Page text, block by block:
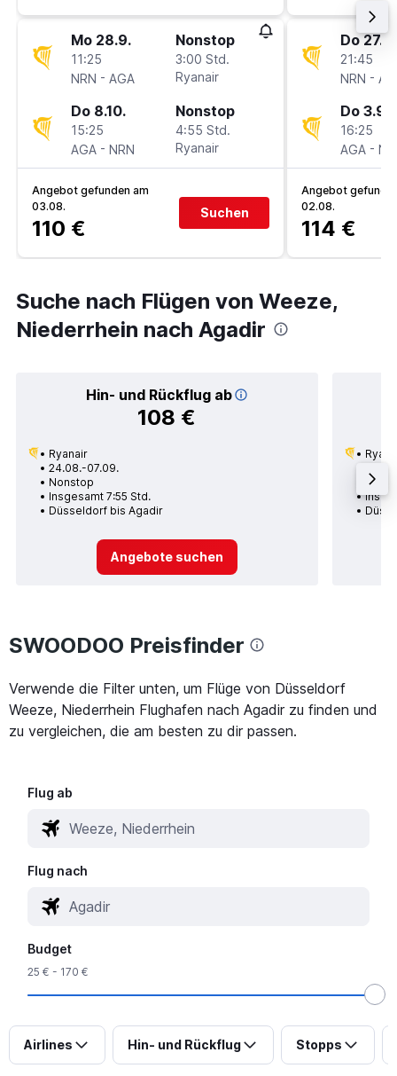
Mo 28.9.
11:25
NRN - AGA
Nonstop
3:00 Std.
Ryanair
Do 8.10.
15:25
AGA - NRN
Nonstop
4:55 Std.
Ryanair
Angebot gefunden am
03.08.
110 €
Suchen
Do 27.8.
21:45
NRN -
Do 3.9.
16:25
AGA -
Angebot
02.08.
114 €
Suche nach Flügen von Weeze,
Niederrhein nach Agadir
Hin- und Rückflug ab
108 €
Ryanair
24.08.-07.09.
Nonstop
Insgesamt 7:55 Std.
Düsseldorf bis Agadir
Angebote suchen
SWOODOO Preisfinder
Verwende die Filter unten, um Flüge von Düsseldorf
Weeze, Niederrhein Flughafen nach Agadir zu finden und
zu vergleichen, die am besten zu dir passen.
Flug ab
Flug nach
Budget
25 € - 170 €
Airlines Hin- und Rückflug Stopps